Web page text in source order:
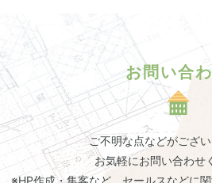
お問い合
ご不明な点などがござい
お気軽にお問い合わせ
※HP作成・集客など、セールスなどに